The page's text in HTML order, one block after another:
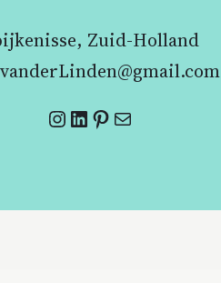
Zuid-Holland
InstagramLinkedIn Pinterest Mail